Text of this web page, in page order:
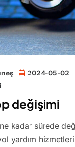
2024-05-02
değişimi
kadar sürede
yardım